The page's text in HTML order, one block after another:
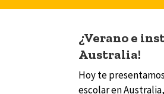
¿Verano e
Australia!
Hoy te
escolar en